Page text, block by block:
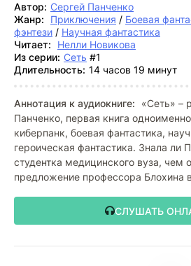
Автор: Сергей Панченко
Жанр:
Приключения / Боевая
фэнтези / Научная фантастика
Читает:
Нелли Новикова
Из серии: Сеть #1
Длительность: 14 часов 19 минут
Аннотация к аудиокниге:
«Сеть» –
Панченко, первая книга
киберпанк, боевая фантастика,
героическая фантастика. Знала ли
студентка медицинского вуза, чем
предложение профессора Блохина
СЛУШАТЬ